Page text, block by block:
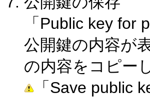
「Public key for
公開鍵の内容が
の内容をコピー
「Save public